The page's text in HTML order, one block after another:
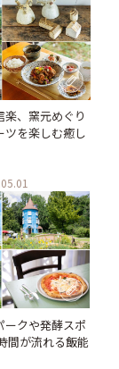
、窯元めぐり
ツを楽しむ癒し
ークや発酵スポ
間が流れる飯能